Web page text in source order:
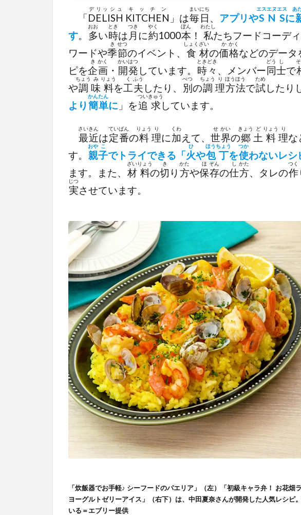
「DELISH
デリッシュ
KITCHEN
キッチン
」は毎
まい
日
にち
アプリやS
エス
N
エヌ
S
エス
に
あ
す
多
おお
い時
とき
は 月
つき
に約
やく
1000本
ぼん
！ 私
わたし
たちフードコーデ
ワードや季
き
節
せつ
のイベント、 食
しょく
材
ざい
の価
か
格
かく
などのデータ
ピを企
き
画
かく
・ 開
かい
発
はつ
しています。 時
とき
々
どき
、メンバー同
どう
士
し
で
や調
ちょう
味
み
料
りょう
を工
く
夫
ふう
したり、 別
べつ
の調
ちょう
理
り
方
ほう
法
ほう
で試
ため
したり
より 簡
かん
単
たん
に 」を追
つい
求
きゅう
しています。
最
さい
近
きん
は定
てい
番
ばん
の料
りょう
理
り
に加
くわ
えて、 世
せ
界
かい
の郷
きょう
土
ど
料
りょう
理
り
な
す。 親
おや
子
こ
でトライできる「火
ひ
や包
ほう
丁
ちょう
を使
つか
わないレシ
ます。また、 材
ざい
料
りょう
の切
き
り 方
かた
や保
ほ
存
ぞん
の仕
し
方
かた
、タレの作
つく
実
じつ
させています。
「炊飯器でお手軽♪ シーフードのパエリア」（左）「初級キャラ弁！ お花畑
ヨーグルトゼリーアイス」（右下）は、中田夏奈さんが開発した人気レシピ
いる＝エブリー提供